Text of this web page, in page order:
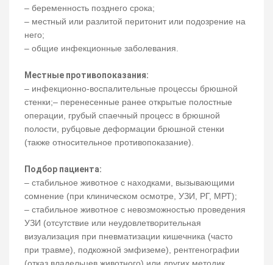
– беременность позднего срока;
– местный или разлитой перитонит или подозрение на
него;
– общие инфекционные заболевания.
Местные противопоказания:
– инфекционно-воспалительные процессы брюшной
стенки;– перенесенные ранее открытые полостные
операции, грубый спаечный процесс в брюшной
полости, рубцовые деформации брюшной стенки
(также относительное противопоказание).
Подбор пациента:
– стабильное животное с находками, вызывающими
сомнение (при клиническом осмотре, УЗИ, РГ, МРТ);
– стабильное животное с невозможностью проведения
УЗИ (отсутствие или неудовлетворительная
визуализация при пневматизации кишечника (часто
при травме), подкожной эмфиземе), рентгенографии
(отказ владельцев животного) или других методик